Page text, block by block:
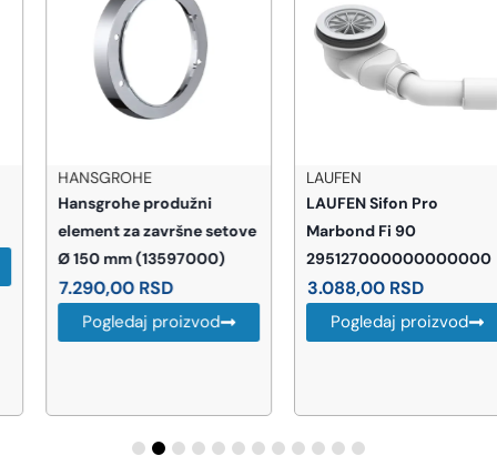
HANSGROHE
Hansgrohe produžni
element za završne setove
Ø 150 mm (13597000)
7.290,00RSD
Pogledaj proizvod
LAUFEN
LAUFEN Sifon Pro
Marbond Fi 90
295127000000000000
3.088,00RSD
Pogledaj proizvod